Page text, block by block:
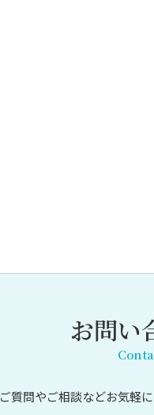
お問い
ご質問やご相談などお気軽